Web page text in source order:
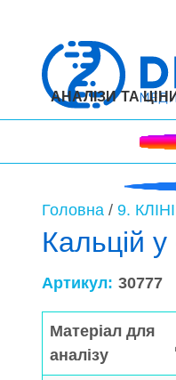
АНАЛІЗИ ТА ЦІНИ
Головна / 9.
Кальцій
Артикул: 30777
Матеріал для
аналізу